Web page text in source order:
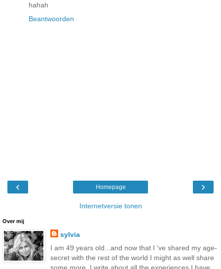
hahah
Beantwoorden
‹ ›
Homepage
Internetversie tonen
Over mij
sylvia
I am 49 years old...and now that I 've shared my age-
secret with the rest of the world I might as well share
some more. I write about all the experiences I have